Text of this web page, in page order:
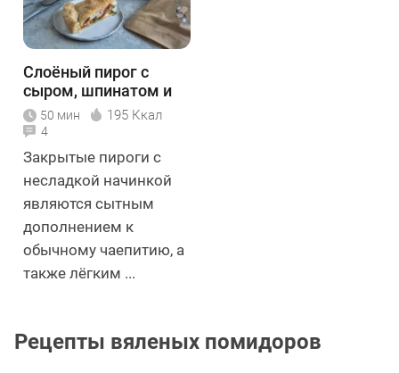
Слоёный пирог с
сыром, шпинатом и
вялеными томатами
50 мин 195 Ккал
4
Закрытые пироги с
несладкой начинкой
являются сытным
дополнением к
обычному чаепитию, а
также лёгким ...
Рецепты вяленых помидоров